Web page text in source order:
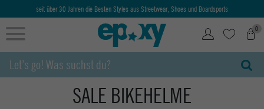
seit über 30 Jahren die Besten Styles aus Streetwear, Shoes und Boardsports
0
SALE BIKEHELME